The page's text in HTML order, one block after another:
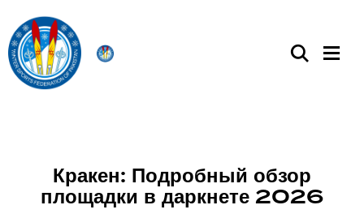
Кракен: Подробный обзор
площадки в даркнете 2026